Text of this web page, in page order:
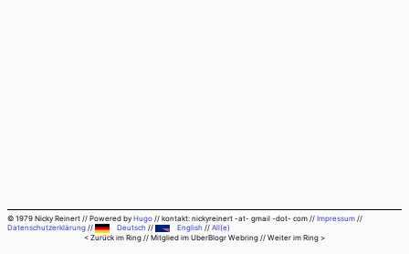
© 1979 Nicky Reinert // Powered by Hugo // kontakt: nickyreinert -at- gmail -dot- com // Impressum //
Datenschutzerklärung // Deutsch // English // All(e)
< Zurück im Ring // Mitglied im UberBlogr Webring // Weiter im Ring >